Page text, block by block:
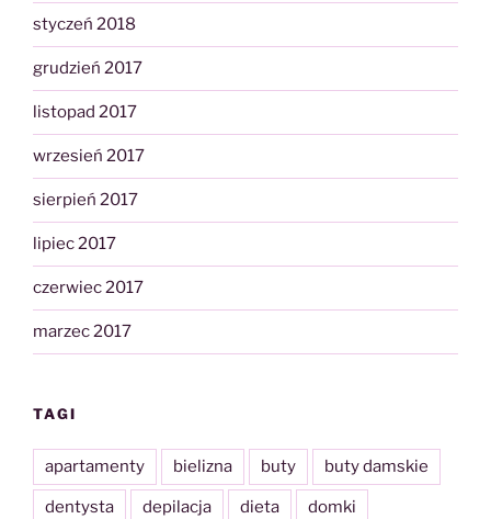
styczeń 2018
grudzień 2017
listopad 2017
wrzesień 2017
sierpień 2017
lipiec 2017
czerwiec 2017
marzec 2017
TAGI
apartamenty bielizna buty buty damskie
dentysta depilacja dieta domki